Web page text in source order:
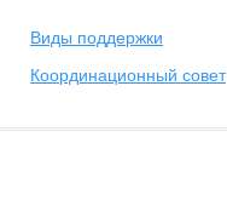
Виды поддержки
Координационный совет